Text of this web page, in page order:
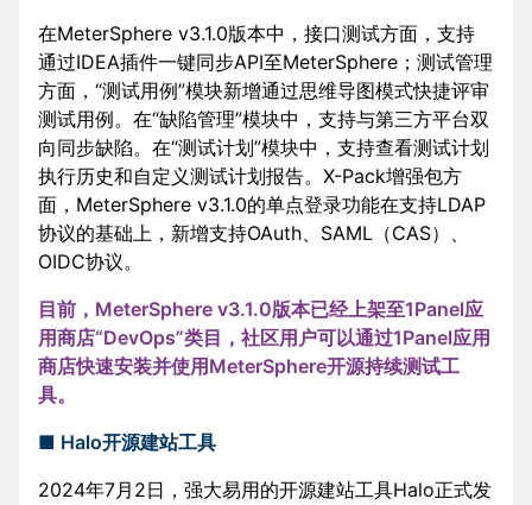
在MeterSphere v3.1.0版本中，接口测试方面，支持
通过IDEA插件一键同步API至MeterSphere；测试管理
方面，“测试用例”模块新增通过思维导图模式快捷评审
测试用例。在“缺陷管理”模块中，支持与第三方平台双
向同步缺陷。在“测试计划”模块中，支持查看测试计划
执行历史和自定义测试计划报告。X-Pack增强包方
面，MeterSphere v3.1.0的单点登录功能在支持LDAP
协议的基础上，新增支持OAuth、SAML（CAS）、
OIDC协议。
目前，MeterSphere v3.1.0版本已经上架至1Panel应
用商店“DevOps”类目，社区用户可以通过1Panel应用
商店快速安装并使用MeterSphere开源持续测试工
具。
■ Halo开源建站工具
2024年7月2日，强大易用的开源建站工具Halo正式发